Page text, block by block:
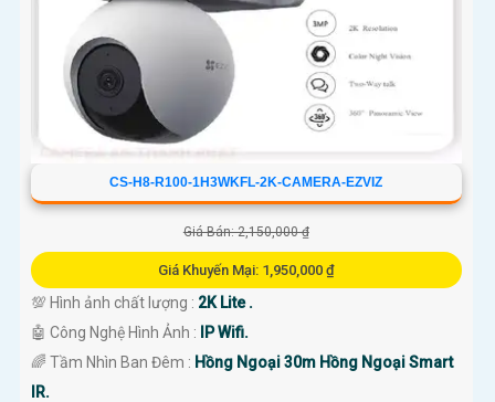
CS-H8-R100-1H3WKFL-2K-CAMERA-EZVIZ
Giá Bán: 2,150,000 ₫
Giá Khuyến Mại: 1,950,000 ₫
💯 Hình ảnh chất lượng : 2K Lite .
🤖️ Công Nghệ Hình Ảnh : IP Wifi.
🌈 Tầm Nhìn Ban Đêm : Hồng Ngoại 30m Hồng Ngoại Smart
IR.